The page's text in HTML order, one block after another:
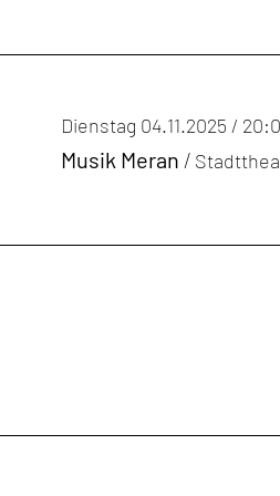
Dienstag 04.11.2025 /
Musik Meran /